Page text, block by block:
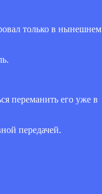
только в нынешнем
переманить его уже в
передачей.